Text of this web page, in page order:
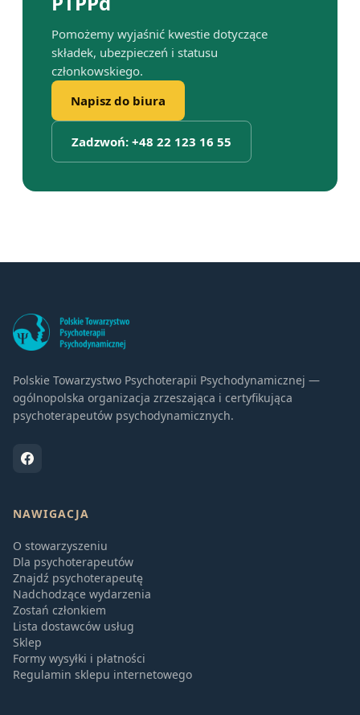
Pomożemy wyjaśnić kwestie dotyczące
składek, ubezpieczeń i statusu
członkowskiego.
Napisz do biura
Zadzwoń: +48 22 123 16 55
Polskie Towarzystwo Psychoterapii Psychodynamicznej —
ogólnopolska organizacja zrzeszająca i certyfikująca
psychoterapeutów psychodynamicznych.
NAWIGACJA
O stowarzyszeniu
Dla psychoterapeutów
Znajdź psychoterapeutę
Nadchodzące wydarzenia
Zostań członkiem
Lista dostawców usług
Sklep
Formy wysyłki i płatności
Regulamin sklepu internetowego